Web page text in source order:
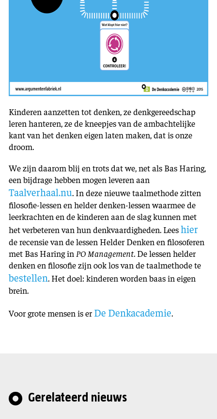
Kinderen aanzetten tot denken, ze denkgereedschap
leren hanteren, ze de kneepjes van de ambachtelijke
kant van het denken eigen laten maken, dat is onze
droom.
We zijn daarom blij en trots dat we, net als Bas Haring,
een bijdrage hebben mogen leveren aan
Taalverhaal.nu. In deze nieuwe taalmethode zitten
filosofie-lessen en helder denken-lessen waarmee de
leerkrachten en de kinderen aan de slag kunnen met
het verbeteren van hun denkvaardigheden. Leeshier
de recensie van de lessen Helder Denken en filosoferen
met Bas Haring in PO Management. De lessen helder
denken en filosofie zijn ook los van de taalmethode te
bestellen. Het doel: kinderen worden baas in eigen
brein.
Voor grote mensen is er De Denkacademie.
Gerelateerd nieuws